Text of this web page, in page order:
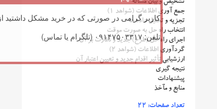
تشخیص و بیان مسأله
جمع آوری اطلاعات (شواهد 1)
تجزیه و تحلیل داده ها
انتخاب راه حل به صورت موقت
اجرای راه حل (طرح) جدید و نظارت بر آن
گردآوری اطلاعات (شواهد 2)
ارزشیابی تأثیر اقدام جدید و تعیین اعتبار آن
نتیجه گیری
پیشنهادات
منابع و مآخذ
تعداد صفحات: 22
کاربر گرامی در صورتی که در خرید مشکل داشتید
تلفن: ۰۹۱۴۷۵۰۳۳۱۷ (تلگرام یا تماس)